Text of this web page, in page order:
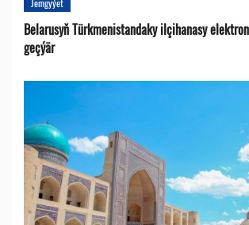
Belarusyň Türkmenistandaky ilçihanasy
geçýär